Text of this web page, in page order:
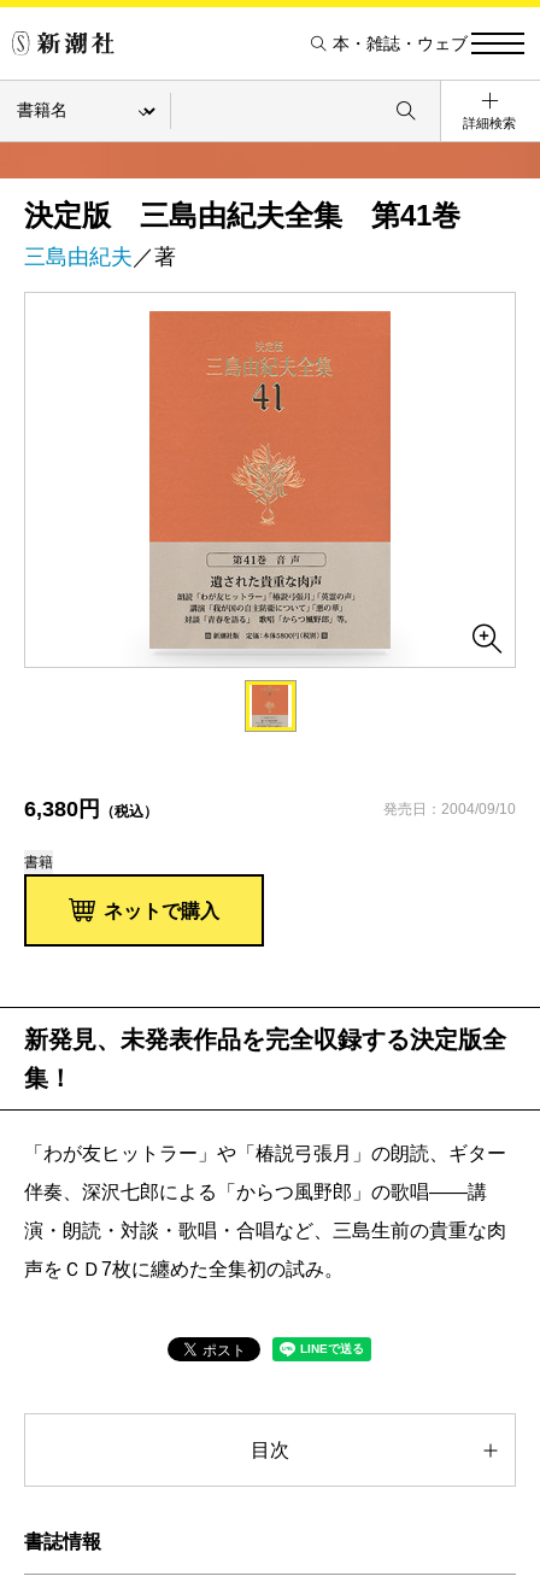
本・雑誌・ウェブ
詳細検索
決定版 三島由紀夫全集 第41巻
三島由紀夫 ／著
6,380円 （税込） 発売日：2004/09/10
書籍
ネットで購入
新発見、未発表作品を完全収録する決定版全
集！
「わが友ヒットラー」や「椿説弓張月」の朗読、ギター
伴奏、深沢七郎による「からつ風野郎」の歌唱――講
演・朗読・対談・歌唱・合唱など、三島生前の貴重な肉
声をＣＤ7枚に纏めた全集初の試み。
目次
書誌情報